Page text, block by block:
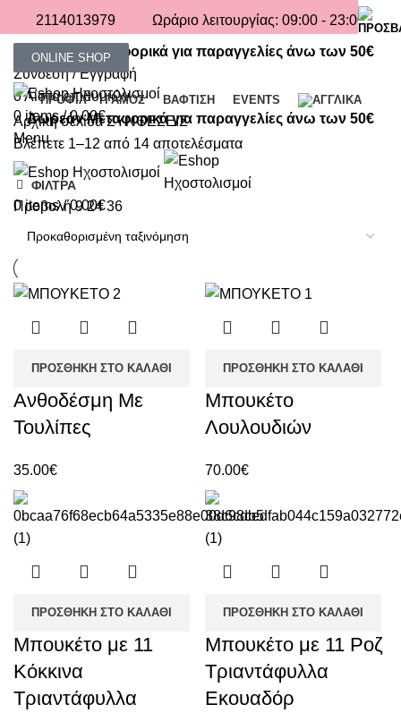
2114013979 Ωράριο λειτουργίας: 09:00 - 23:00
Δωρεάν Μεταφορικά για παραγγελίες άνω των 50€
Σύνδεση / Εγγραφή
0Λίστα επιθυμιών
Δωρεάν Μεταφορικά για παραγγελίες άνω των 50€
ONLINE SHOP
0items / 0.00€
Menu
0items / 0.00€
ΠΡΟΦΙΛ ΓΑΜΟΣ ΒΑΦΤΙΣΗ EVENTS
Αρχική σελίδαΣΥΝΘΕΣΕΙΣ
Βλέπετε 1–12 από 14 αποτελέσματα
ΦΙΛΤΡΑ
Προβολή92436
ΠΡΟΣΘΉΚΗ ΣΤΟ ΚΑΛΆΘΙ
Ανθοδέσμη Με
Τουλίπες
35.00€
ΠΡΟΣΘΉΚΗ ΣΤΟ ΚΑΛΆΘΙ
Μπουκέτο
Λουλουδιών
70.00€
ΠΡΟΣΘΉΚΗ ΣΤΟ ΚΑΛΆΘΙ
Μπουκέτο με 11
Κόκκινα
Τριαντάφυλλα
ΠΡΟΣΘΉΚΗ ΣΤΟ ΚΑΛΆΘΙ
Μπουκέτο με 11 Ροζ
Τριαντάφυλλα
Εκουαδόρ